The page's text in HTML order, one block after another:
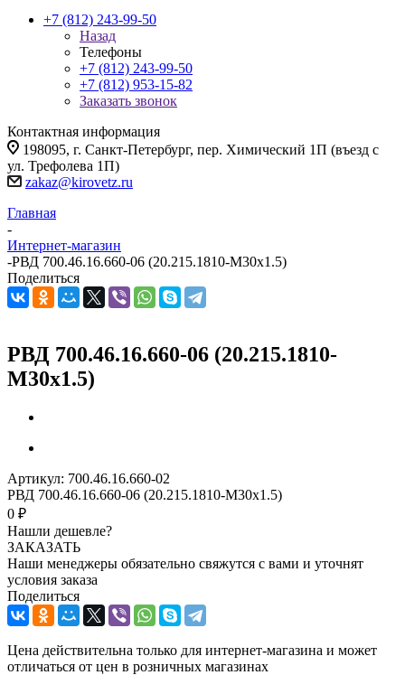
+7 (812) 243-99-50
Назад
Телефоны
+7 (812) 243-99-50
+7 (812) 953-15-82
Заказать звонок
Контактная информация
198095, г. Санкт-Петербург, пер. Химический 1П (въезд с
ул. Трефолева 1П)
zakaz@kirovetz.ru
Главная
-
Интернет-магазин
-РВД 700.46.16.660-06 (20.215.1810-М30х1.5)
Поделиться
РВД 700.46.16.660-06 (20.215.1810-
М30х1.5)
Артикул: 700.46.16.660-02
РВД 700.46.16.660-06 (20.215.1810-М30х1.5)
0 ₽
Нашли дешевле?
ЗАКАЗАТЬ
Наши менеджеры обязательно свяжутся с вами и уточнят
условия заказа
Поделиться
Цена действительна только для интернет-магазина и может
отличаться от цен в розничных магазинах